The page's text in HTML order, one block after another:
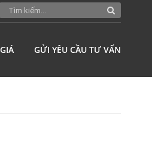
GỬI YÊU CẦU TƯ VẤN